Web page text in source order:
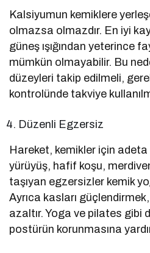
Kalsiyumun kemiklere
olmazsa olmazdır. En iyi
güneş ışığından yeterince
mümkün olmayabilir. Bu
düzeyleri takip edilmeli,
kontrolünde takviye
Düzenli Egzersiz
Hareket, kemikler için adeta
yürüyüş, hafif koşu,
taşıyan egzersizler kemik
Ayrıca kasları
azaltır. Yoga ve pilates gibi
postürün korunmasına